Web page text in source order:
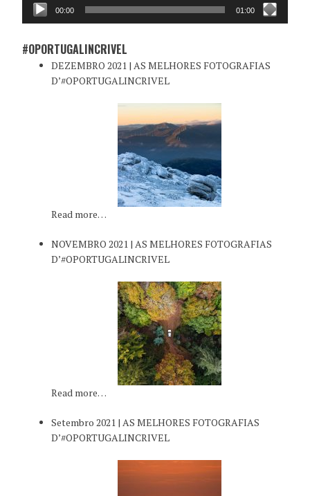
00:00 01:00
#OPORTUGALINCRIVEL
DEZEMBRO 2021 | AS MELHORES FOTOGRAFIAS
D’#OPORTUGALINCRIVEL
Read more…
NOVEMBRO 2021 | AS MELHORES FOTOGRAFIAS
D’#OPORTUGALINCRIVEL
Read more…
Setembro 2021 | AS MELHORES FOTOGRAFIAS
D’#OPORTUGALINCRIVEL